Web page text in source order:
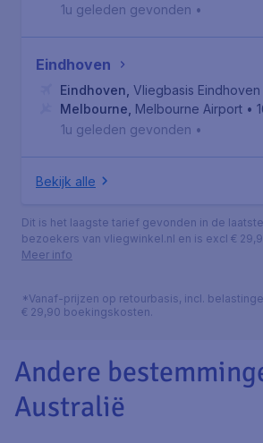
1u geleden gevonden •
Eindhoven
Eindhoven Vliegbasis Eindhoven
Melbourne Melbourne Airport •
1u geleden gevonden •
Bekijk alle
Dit is het laagste tarief gevonden in de
bezoekers van vliegwinkel.nl en is excl €
Meer info
*Vanaf-prijzen op retourbasis, incl.
€ 29,90 boekingskosten.
Andere
Australië